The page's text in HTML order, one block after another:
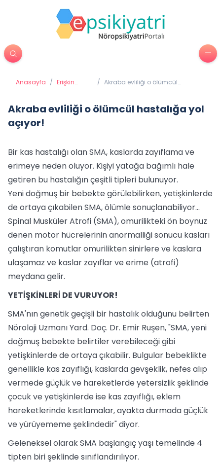
Anasayfa / Erişkin
/ Akraba evliliği o ölümcül
Akraba evliliği o ölümcül hastalığa yol
açıyor!
Bir kas hastalığı olan SMA, kaslarda zayıflama ve
erimeye neden oluyor. Kişiyi yatağa bağımlı hale
getiren bu hastalığın çeşitli tipleri bulunuyor.
Yeni doğmuş bir bebekte görülebilirken, yetişkinlerde
de ortaya çıkabilen SMA, ölümle sonuçlanabiliyor...
Spinal Musküler Atrofi (SMA), omurilikteki ön boynuz
denen motor hücrelerinin anormalliği sonucu kasları
çalıştıran komutlar omurilikten sinirlere ve kaslara
ulaşamaz ve kaslar zayıflar ve erime (atrofi)
meydana gelir.
YETİŞKİNLERİ DE VURUYOR!
SMA'nın genetik geçişli bir hastalık olduğunu belirten
Nöroloji Uzmanı Yard. Doç. Dr. Emir Ruşen, "SMA, yeni
doğmuş bebekte belirtiler verebileceği gibi
yetişkinlerde de ortaya çıkabilir. Bulgular bebeklikte
genellikle kas zayıflığı, kaslarda gevşeklik, nefes alıp
vermede güçlük ve hareketlerde yetersizlik şeklinde
çocuk ve yetişkinlerde ise kas zayıflığı, eklem
hareketlerinde kısıtlamalar, ayakta durmada güçlük
ve yürüyememe şeklindedir" diyor.
Geleneksel olarak SMA başlangıç yaşı temelinde 4
tipten biri şeklinde sınıflandırılıyor.